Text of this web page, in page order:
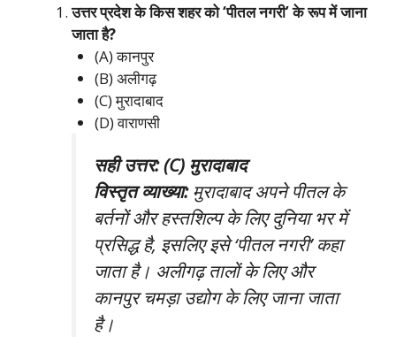
उत्तर प्रदेश के किस शहर को ‘पीतल नगरी’ के रूप में जाना
जाता है?
(A) कानपुर
(B) अलीगढ़
(C) मुरादाबाद
(D) वाराणसी
सही उत्तर: (C) मुरादाबाद
विस्तृत व्याख्या:मुरादाबाद अपने पीतल के
बर्तनों और हस्तशिल्प के लिए दुनिया भर में
प्रसिद्ध है, इसलिए इसे ‘पीतल नगरी’ कहा
जाता है। अलीगढ़ तालों के लिए और
कानपुर चमड़ा उद्योग के लिए जाना जाता
है।